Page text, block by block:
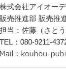
株式会社アイオー
販売推進部 販売推
担当：佐藤（さとう
TEL：080-9211-